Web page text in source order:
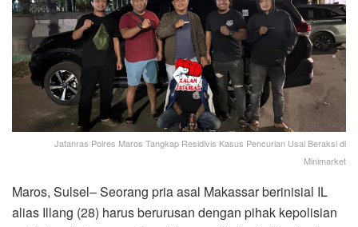
Jatanras Polres Maros Tangkap Residivis Kasus Pencurian Usai Beraksi di
Minimarket
Maros, Sulsel– Seorang pria asal Makassar berinisial IL
alias Illang (28) harus berurusan dengan pihak kepolisian